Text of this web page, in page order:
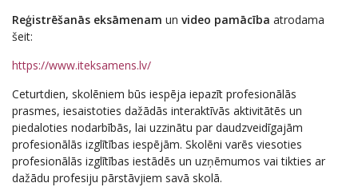
Reģistrēšanās eksāmenam un video pamācība atrodama
šeit:
https://www.iteksamens.lv/
Ceturtdien, skolēniem būs iespēja iepazīt profesionālās
prasmes, iesaistoties dažādās interaktīvās aktivitātēs un
piedaloties nodarbībās, lai uzzinātu par daudzveidīgajām
profesionālās izglītības iespējām. Skolēni varēs viesoties
profesionālās izglītības iestādēs un uzņēmumos vai tikties ar
dažādu profesiju pārstāvjiem savā skolā.